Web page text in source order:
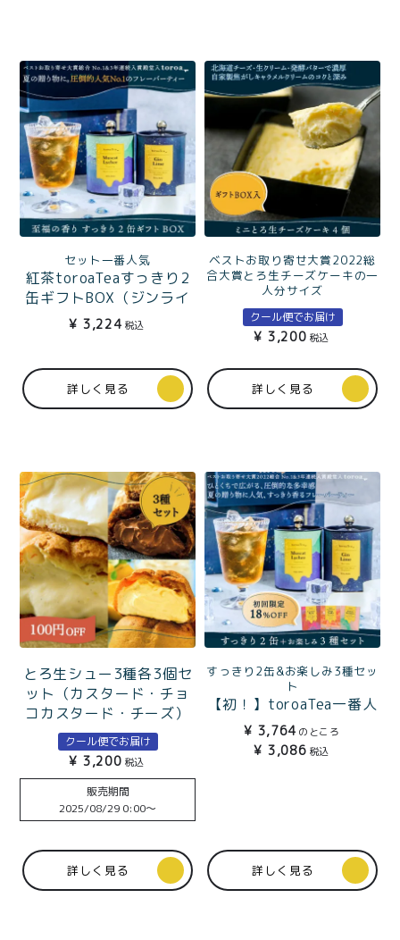
セット一番人気
紅茶toroaTeaすっきり2
缶ギフトBOX（ジンライ
ム、マスカットライチ）
¥ 3,224 税込
詳しく見る
ベストお取り寄せ大賞2022総
合大賞とろ生チーズケーキの一
人分サイズ
とろ生ミニチーズケーキ4
個ギフトBOX入
クール便でお届け
¥ 3,200 税込
詳しく見る
とろ生シュー3種各3個セ
ット（カスタード・チョ
コカスタード・チーズ）
クール便でお届け
¥ 3,200 税込
販売期間
2025/08/29 0:00〜
詳しく見る
すっきり2缶&お楽しみ3種セッ
ト
【初！】toroaTea一番人
気すっきり2缶BOXセット
（ジンライム・マスカッ
トライチ）&個包装3種
¥ 3,764のところ
¥ 3,086 税込
詳しく見る